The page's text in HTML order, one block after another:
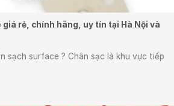
rẻ, chính hãng, uy tín tại Hà Nội và
sạch surface ? Chân sạc là khu vực tiếp